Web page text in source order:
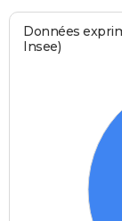
Données
Insee)